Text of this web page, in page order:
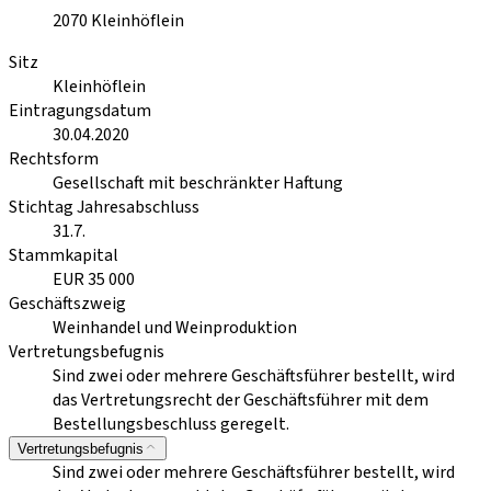
2070 Kleinhöflein
Sitz
Kleinhöflein
Eintragungsdatum
30.04.2020
Rechtsform
Gesellschaft mit beschränkter Haftung
Stichtag Jahresabschluss
31.7.
Stammkapital
EUR 35 000
Geschäftszweig
Weinhandel und Weinproduktion
Vertretungsbefugnis
Sind zwei oder mehrere Geschäftsführer bestellt, wird
das Vertretungsrecht der Geschäftsführer mit dem
Bestellungsbeschluss geregelt.
Vertretungsbefugnis
Sind zwei oder mehrere Geschäftsführer bestellt, wird